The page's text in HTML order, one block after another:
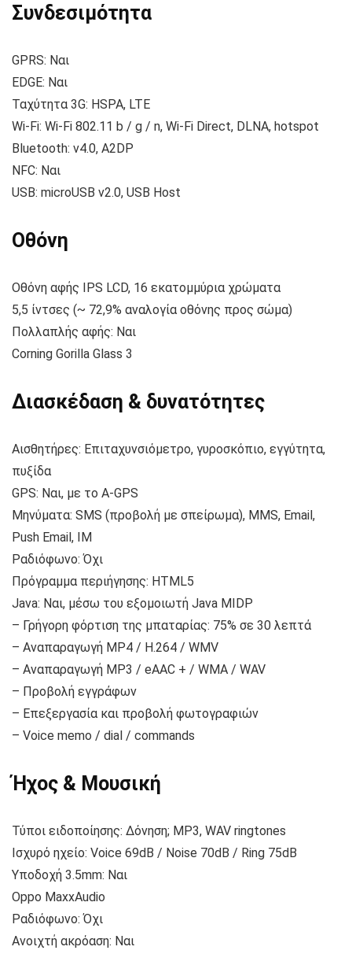
Συνδεσιμότητα
GPRS: Ναι
EDGE: Ναι
Ταχύτητα 3G: HSPA, LTE
Wi-Fi: Wi-Fi 802.11 b / g / n, Wi-Fi Direct, DLNA, hotspot
Bluetooth: v4.0, A2DP
NFC: Ναι
USB: microUSB v2.0, USB Host
Οθόνη
Οθόνη αφής IPS LCD, 16 εκατομμύρια χρώματα
5,5 ίντσες (~ 72,9% αναλογία οθόνης προς σώμα)
Πολλαπλής αφής: Ναι
Corning Gorilla Glass 3
Διασκέδαση & δυνατότητες
Αισθητήρες: Επιταχυνσιόμετρο, γυροσκόπιο, εγγύτητα,
πυξίδα
GPS: Ναι, με το A-GPS
Μηνύματα: SMS (προβολή με σπείρωμα), MMS, Email,
Push Email, IM
Ραδιόφωνο: Όχι
Πρόγραμμα περιήγησης: HTML5
Java: Ναι, μέσω του εξομοιωτή Java MIDP
– Γρήγορη φόρτιση της μπαταρίας: 75% σε 30 λεπτά
– Αναπαραγωγή MP4 / H.264 / WMV
– Αναπαραγωγή MP3 / eAAC + / WMA / WAV
– Προβολή εγγράφων
– Επεξεργασία και προβολή φωτογραφιών
– Voice memo / dial / commands
Ήχος & Μουσική
Τύποι ειδοποίησης: Δόνηση; MP3, WAV ringtones
Ισχυρό ηχείο: Voice 69dB / Noise 70dB / Ring 75dB
Υποδοχή 3.5mm: Ναι
Oppo MaxxAudio
Ραδιόφωνο: Όχι
Ανοιχτή ακρόαση: Ναι